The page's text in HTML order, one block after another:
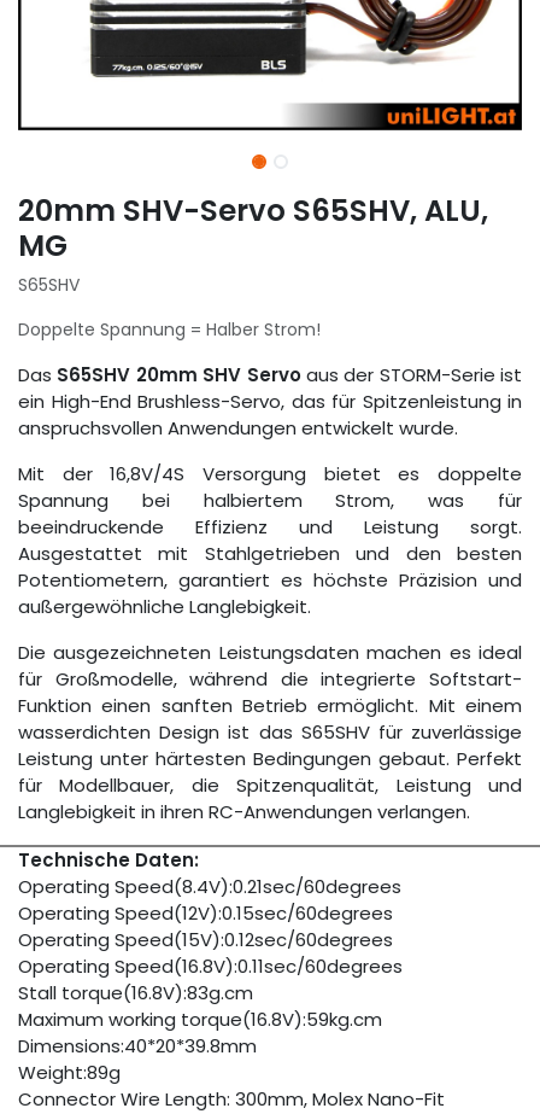
20mm SHV-Servo S65SHV, ALU,
MG
S65SHV
Doppelte Spannung = Halber Strom!
Das S65SHV 20mm SHV Servoaus der STORM-Serie ist
ein High-End Brushless-Servo, das für Spitzenleistung in
anspruchsvollen Anwendungen entwickelt wurde.
Mit der 16,8V/4S Versorgung bietet es doppelte
Spannung bei halbiertem Strom, was für
beeindruckende Effizienz und Leistung sorgt.
Ausgestattet mit Stahlgetrieben und den besten
Potentiometern, garantiert es höchste Präzision und
außergewöhnliche Langlebigkeit.
Die ausgezeichneten Leistungsdaten machen es ideal
für Großmodelle, während die integrierte Softstart-
Funktion einen sanften Betrieb ermöglicht. Mit einem
wasserdichten Design ist das S65SHV für zuverlässige
Leistung unter härtesten Bedingungen gebaut. Perfekt
für Modellbauer, die Spitzenqualität, Leistung und
Langlebigkeit in ihren RC-Anwendungen verlangen.
Technische Daten:
Operating Speed(8.4V):0.21sec/60degrees
Operating Speed(12V):0.15sec/60degrees
Operating Speed(15V):0.12sec/60degrees
Operating Speed(16.8V):0.11sec/60degrees
Stall torque(16.8V):83g.cm
Maximum working torque(16.8V):59kg.cm
Dimensions:40*20*39.8mm
Weight:89g
Connector Wire Length: 300mm, Molex Nano-Fit